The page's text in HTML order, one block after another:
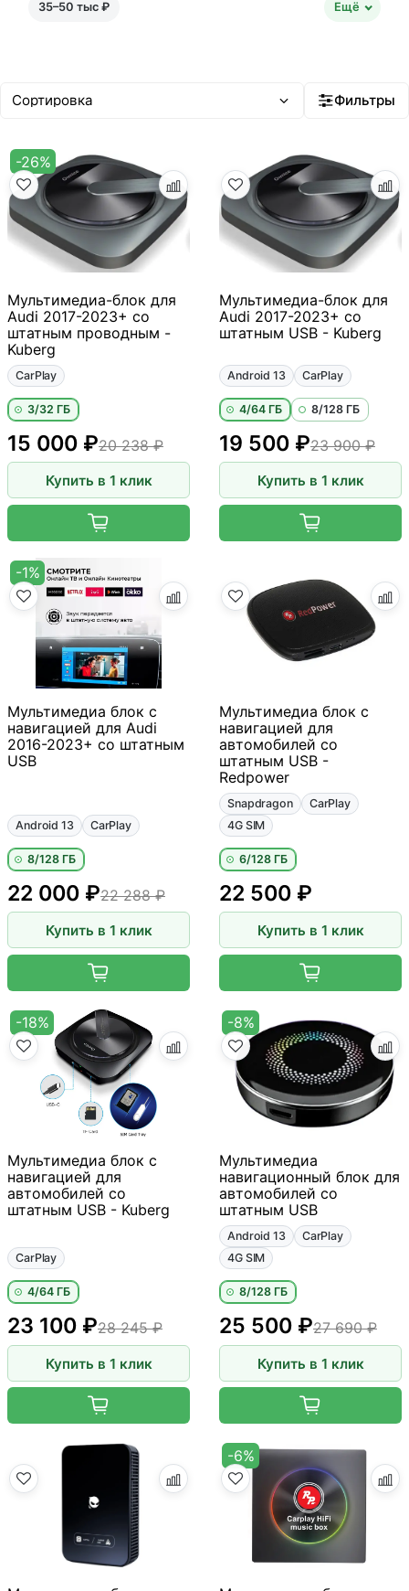
35–50 тыс ₽ Ещё
Фильтры
-26%
Мультимедиа-блок для
Audi 2017-2023+ со
штатным проводным -
Kuberg
CarPlay
3/32 ГБ
20 238 ₽
15 000 ₽
Купить в 1 клик
Мультимедиа-блок для
Audi 2017-2023+ со
штатным USB - Kuberg
Android 13 CarPlay
4/64 ГБ 8/128 ГБ
19 500 ₽23 900 ₽
Купить в 1 клик
-1%
Мультимедиа блок с
навигацией для Audi
2016-2023+ со штатным
USB
Android 13 CarPlay
8/128 ГБ
22 288 ₽
22 000 ₽
Купить в 1 клик
Мультимедиа блок с
навигацией для
автомобилей со
штатным USB -
Redpower
Snapdragon
CarPlay
4G SIM
6/128 ГБ
22 500 ₽
Купить в 1 клик
-18%
Мультимедиа блок с
навигацией для
автомобилей со
штатным USB - Kuberg
CarPlay
4/64 ГБ
28 245 ₽
23 100 ₽
Купить в 1 клик
-8%
Мультимедиа
навигационный блок для
автомобилей со
штатным USB
Android 13
CarPlay
4G SIM
8/128 ГБ
27 690 ₽
25 500 ₽
Купить в 1 клик
-6%